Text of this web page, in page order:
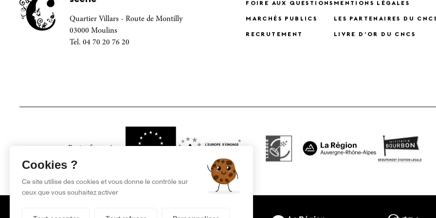
Quartier Villars - Route de Montilly
03000 Moulins
Tel. 04 70 20 76 20
FOIRE AUX QUESTIONS
MARCHÉS PUBLICS
RECRUTEMENT
MENTIONS LÉGALES
LES PARTENAIRES DU
LIVRE D’OR DU CNCS
Cookies ?
Ce site utilise des cookies et vous donne le contrôle sur
ceux que vous souhaitez activer